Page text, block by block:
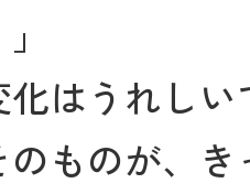
化はうれし
のものが、